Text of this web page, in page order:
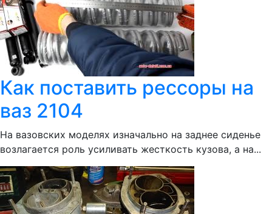
Как поставить рессоры на
ваз 2104
На вазовских моделях изначально на заднее сиденье
возлагается роль усиливать жесткость кузова, а на...